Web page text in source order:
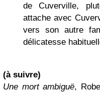
de Cuverville,
attache avec
vers son autre
délicatesse
(à suivre)
Une mort ambiguë,